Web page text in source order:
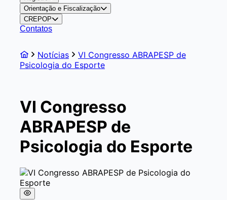
Orientação e Fiscalização
CREPOP
Contatos
Notícias
VI Congresso ABRAPESP de
Psicologia do Esporte
VI Congresso
ABRAPESP de
Psicologia do Esporte